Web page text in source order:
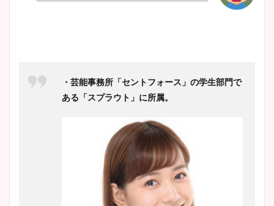
イエット方は？昔と現在を画
豊島実季アナのカップ画像ま
とめ！美脚や水着姿に年齢も
調査！
・芸能事務所「セントフォース」の学生部門で
ある「スプラウト」に所属。